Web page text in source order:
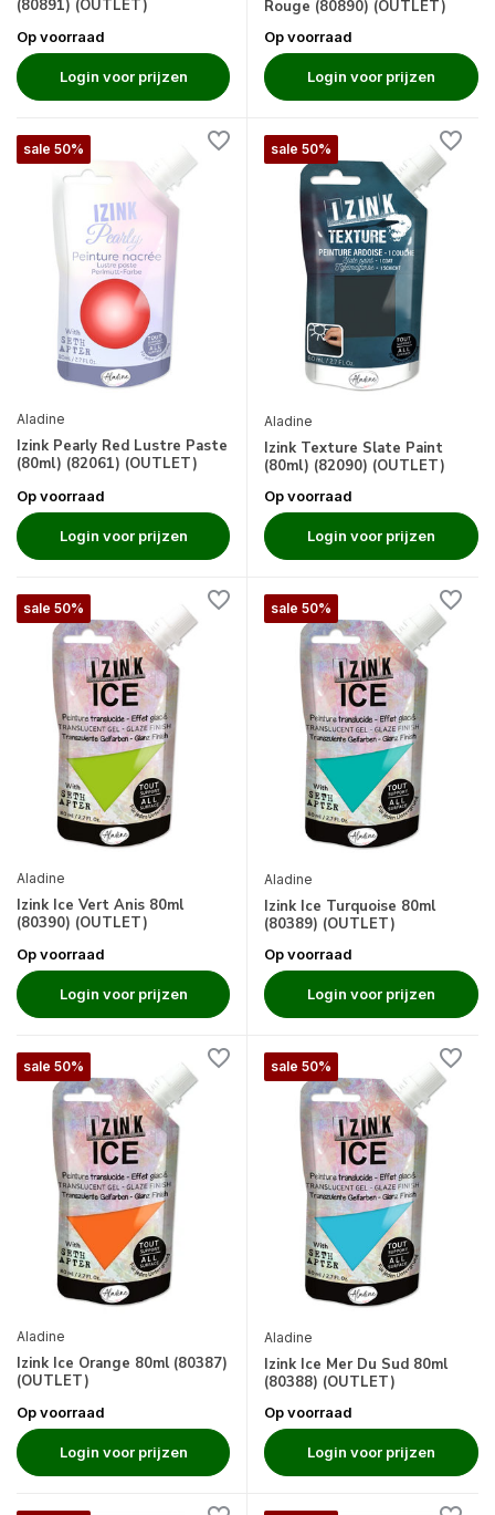
(80891) (OUTLET)
Op voorraad
Login voor prijzen
Rouge (80890) (OUTLET)
Op voorraad
Login voor prijzen
sale 50%
Aladine
Izink Pearly Red Lustre Paste
(80ml) (82061) (OUTLET)
Op voorraad
Login voor prijzen
sale 50%
Aladine
Izink Texture Slate Paint
(80ml) (82090) (OUTLET)
Op voorraad
Login voor prijzen
sale 50%
Aladine
Izink Ice Vert Anis 80ml
(80390) (OUTLET)
Op voorraad
Login voor prijzen
sale 50%
Aladine
Izink Ice Turquoise 80ml
(80389) (OUTLET)
Op voorraad
Login voor prijzen
sale 50%
Aladine
Izink Ice Orange 80ml (80387)
(OUTLET)
Op voorraad
Login voor prijzen
sale 50%
Aladine
Izink Ice Mer Du Sud 80ml
(80388) (OUTLET)
Op voorraad
Login voor prijzen